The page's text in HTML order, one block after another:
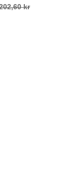
kr